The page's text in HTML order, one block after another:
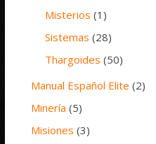
Misterios (1)
Sistemas (28)
Thargoides (50)
Manual Español Elite (2)
Minería (5)
Misiones (3)